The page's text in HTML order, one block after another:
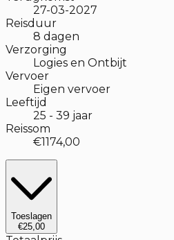
27-03-2027
Reisduur
8 dagen
Verzorging
Logies en Ontbijt
Vervoer
Eigen vervoer
Leeftijd
25 - 39 jaar
Reissom
€1174,00
Toeslagen
€25,00